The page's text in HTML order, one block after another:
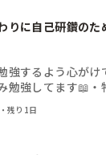
りに自己研鑽のた
強するよう心がけ
勉強してます📖 ・
残り1日